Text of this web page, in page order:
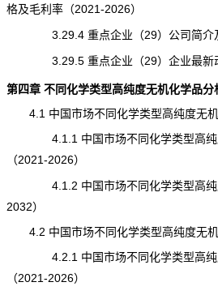
格及毛利率（2021-2026）
3.29.4 重点企业（29）公司简介
3.29.5 重点企业（29）企业最新
第四章 不同化学类型高纯度无机化学品分
4.1 中国市场不同化学类型高纯度无机
4.1.1 中国市场不同化学类型高纯度
（2021-2026）
4.1.2 中国市场不同化学类型高纯度
2032）
4.2 中国市场不同化学类型高纯度无机
4.2.1 中国市场不同化学类型高纯度
（2021-2026）